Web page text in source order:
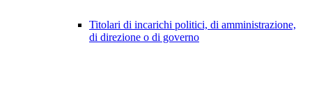
Titolari di incarichi politici, di amministrazione,
di direzione o di governo